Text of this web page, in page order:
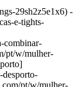
29sh2z5e1x6) -
e-tights-
combinar-
pt/w/mulher-
pt/w/mulher-